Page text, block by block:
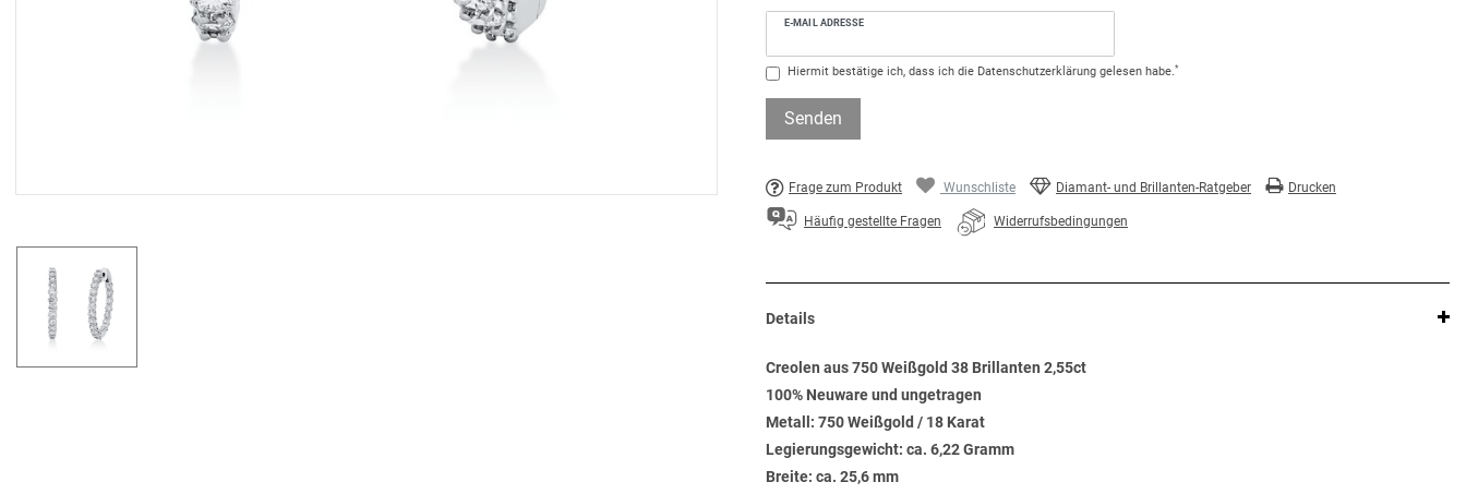
E-MAIL ADRESSE
Hiermit bestätige ich, dass ich die Daten­schutz­erklärung gelesen habe.*
Senden
Frage zum Produkt Wunschliste Diamant- und Brillanten-Ratgeber Drucken
Häufig gestellte Fragen Widerrufsbedingungen
Details
Creolen aus 750 Weißgold 38 Brillanten 2,55ct
100% Neuware und ungetragen
Metall: 750 Weißgold / 18 Karat
Legierungsgewicht: ca. 6,22 Gramm
Breite: ca. 25,6 mm